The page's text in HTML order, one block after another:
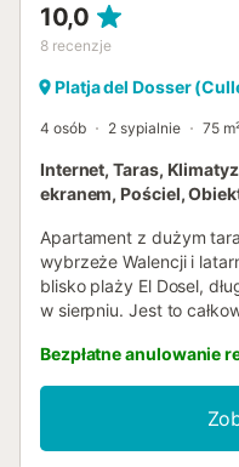
10,0
8 recenzje
Platja del Dosser
4 osób 2 sypialnie 75
Internet, Taras,
ekranem, Pościel,
Apartament z dużym
wybrzeże Walencji i
blisko plaży El Dosel,
w sierpniu. Jest to
dziećmi. Posiada
nie będziesz marznąć
oraz 2 sypialnie z
które pomieszczą 4
Fi dla tych, którzy chcą
Bezpłatne anulowanie